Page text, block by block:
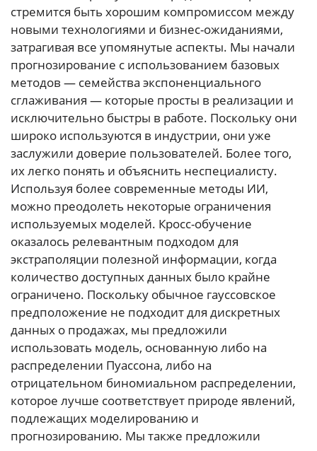
стремится быть хорошим компромиссом между
новыми технологиями и бизнес-ожиданиями,
затрагивая все упомянутые аспекты. Мы начали
прогнозирование с использованием базовых
методов — семейства экспоненциального
сглаживания — которые просты в реализации и
исключительно быстры в работе. Поскольку они
широко используются в индустрии, они уже
заслужили доверие пользователей. Более того,
их легко понять и объяснить неспециалисту.
Используя более современные методы ИИ,
можно преодолеть некоторые ограничения
используемых моделей. Кросс-обучение
оказалось релевантным подходом для
экстраполяции полезной информации, когда
количество доступных данных было крайне
ограничено. Поскольку обычное гауссовское
предположение не подходит для дискретных
данных о продажах, мы предложили
использовать модель, основанную либо на
распределении Пуассона, либо на
отрицательном биномиальном распределении,
которое лучше соответствует природе явлений,
подлежащих моделированию и
прогнозированию. Мы также предложили